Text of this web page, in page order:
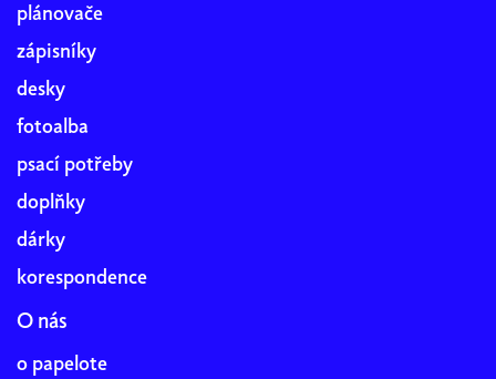
plánovače
zápisníky
desky
fotoalba
psací potřeby
doplňky
dárky
korespondence
O nás
o papelote